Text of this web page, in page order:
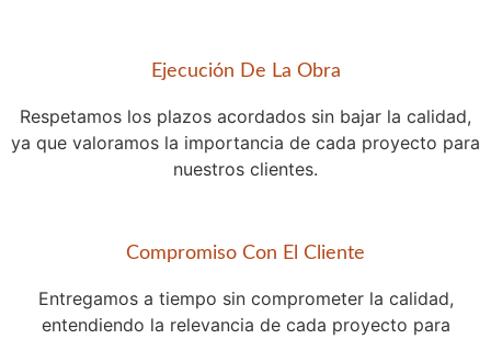
Ejecución De La Obra
Respetamos los plazos acordados sin bajar la calidad,
ya que valoramos la importancia de cada proyecto para
nuestros clientes.
Compromiso Con El Cliente
Entregamos a tiempo sin comprometer la calidad,
entendiendo la relevancia de cada proyecto para